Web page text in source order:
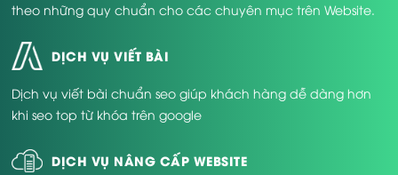
theo những quy chuẩn cho các chuyên mục trên Website.
DỊCH VỤ VIẾT BÀI
Dịch vụ viết bài chuẩn seo giúp khách hàng dễ dàng hơn
khi seo top từ khóa trên google
DỊCH VỤ NÂNG CẤP WEBSITE